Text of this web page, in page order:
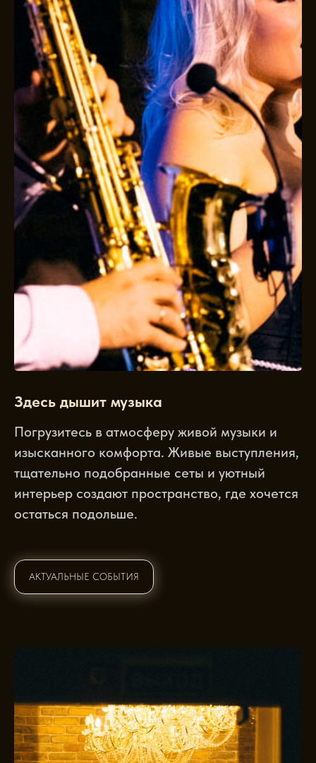
Здесь дышит музыка
Погрузитесь в атмосферу живой музыки и
изысканного комфорта. Живые выступления,
тщательно подобранные сеты и уютный
интерьер создают пространство, где хочется
остаться подольше.
АКТУАЛЬНЫЕ СОБЫТИЯ